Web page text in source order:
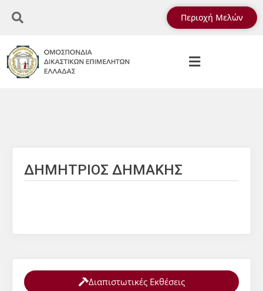
Περιοχή Μελών
ΔΗΜΗΤΡΙΟΣ ΔΗΜΑΚΗΣ
Διαπιστωτικές Εκθέσεις